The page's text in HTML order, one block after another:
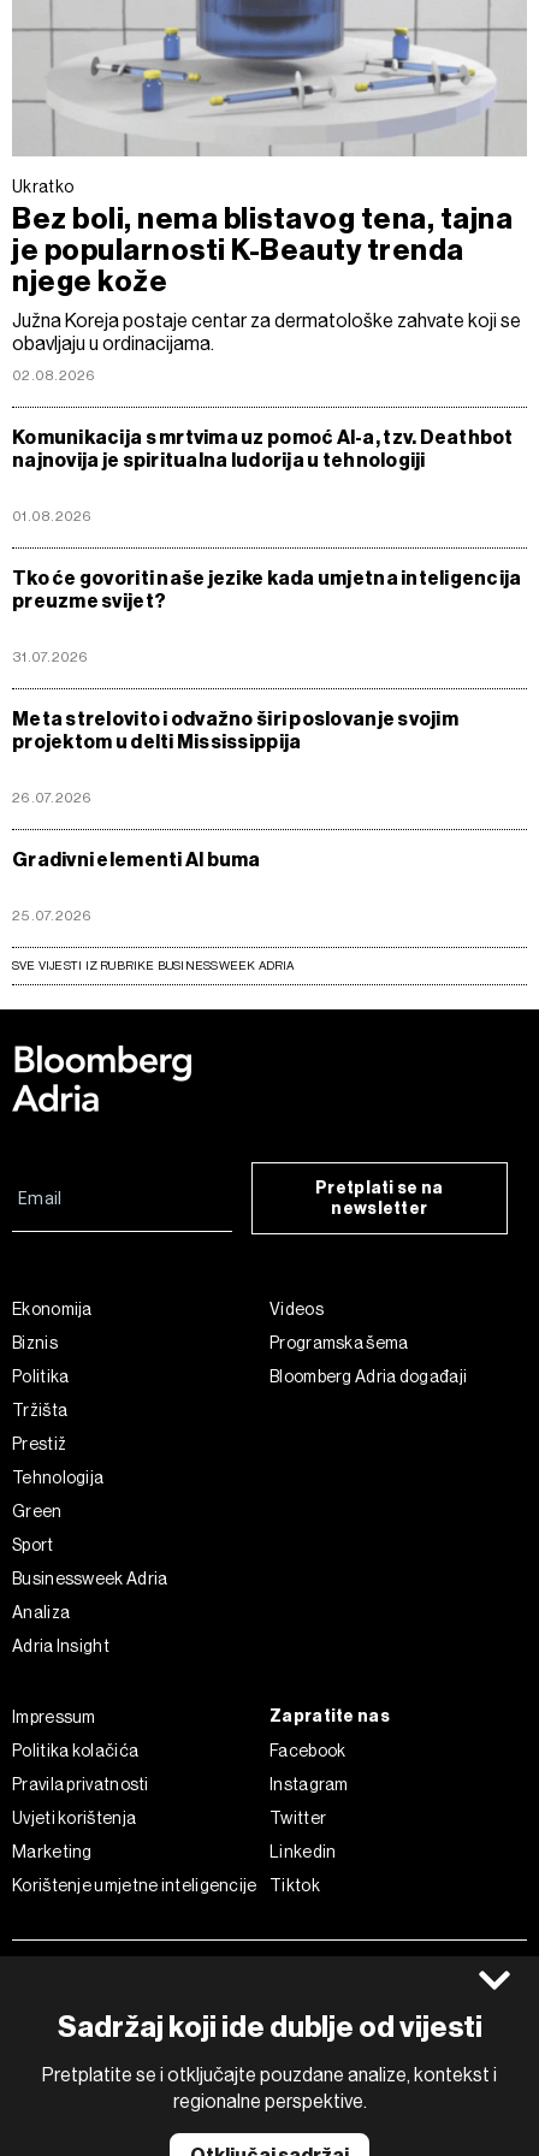
Ukratko
Bez boli, nema blistavog tena, tajna
je popularnosti K-Beauty trenda
njege kože
Južna Koreja postaje centar za dermatološke zahvate koji se
obavljaju u ordinacijama.
02.08.2026
Komunikacija s mrtvima uz pomoć AI-a, tzv. Deathbot
najnovija je spiritualna ludorija u tehnologiji
01.08.2026
Tko će govoriti naše jezike kada umjetna inteligencija
preuzme svijet?
31.07.2026
Meta strelovito i odvažno širi poslovanje svojim
projektom u delti Mississippija
26.07.2026
Gradivni elementi AI buma
25.07.2026
SVE VIJESTI IZ RUBRIKE BUSINESSWEEK ADRIA
Sadržaj koji ide dublje od vijesti
Pretplatite se i otključajte pouzdane analize, kontekst i
regionalne perspektive.
Pretplati se na
newsletter
Ekonomija
Biznis
Politika
Tržišta
Prestiž
Tehnologija
Green
Sport
Businessweek Adria
Analiza
Adria Insight
Videos
Programska šema
Bloomberg Adria događaji
Impressum
Politika kolačića
Pravila privatnosti
Uvjeti korištenja
Marketing
Korištenje umjetne inteligencije
Zapratite nas
Facebook
Instagram
Twitter
Linkedin
Tiktok
©2022 - 2026 Bloomberg L.P. All Rights Reserved. BLOOMBERG and
the BLOOMBERG logo are registered trademarks and service marks of
Bloomberg Adria is a Mtel Swiss SA Property
News CMS by Cubes